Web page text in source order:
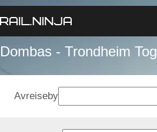
Dombas - Trondheim Tog
Avreiseby